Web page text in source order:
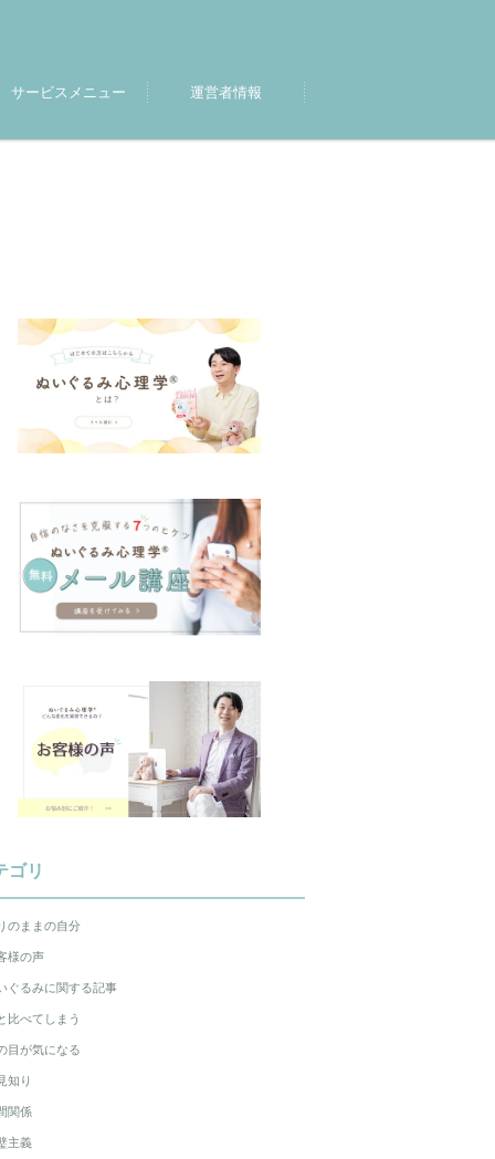
サービスメニュー 運営者情報
ゴリ
のままの自分
様の声
ぐるみに関する記事
比べてしまう
目が気になる
知り
関係
主義